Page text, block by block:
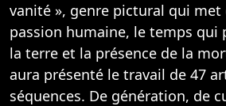
vanité », genre pictural qui met
passion humaine, le temps qui
la terre et la présence de la
aura présenté le travail de 47
séquences. De génération, de